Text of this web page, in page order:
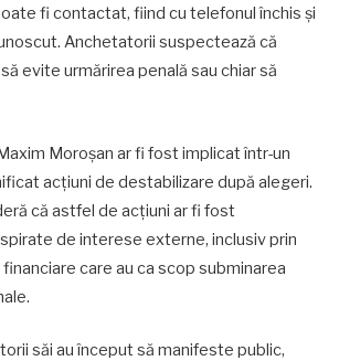
fi contactat, fiind cu telefonul închis și
Anchetatorii suspectează că
evite urmărirea penală sau chiar să
Moroșan ar fi fost implicat într-un
acțiuni de destabilizare după alegeri.
că astfel de acțiuni ar fi fost
de interese externe, inclusiv prin
care au ca scop subminarea
săi au început să manifeste public,